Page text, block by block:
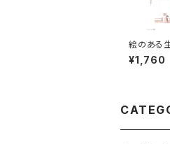
絵のある
ギャラリス
案-
¥1,760